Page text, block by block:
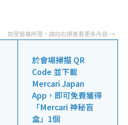
於會場掃描 QR
Code 並下載
Mercari Japan
App，即可免費獲得
「Mercari 神秘盲
盒」1個